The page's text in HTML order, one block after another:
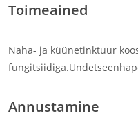
Toimeained
Naha- ja küünetinktuur
Annustamine